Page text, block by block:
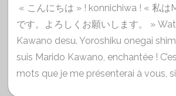
« こんにちは » ! konnichiwa ! « 私は
です。よろしくお願いします。 »
Kawano desu. Yoroshiku onegai
suis Marido Kawano, enchantée !
mots que je me présenterai à vous,